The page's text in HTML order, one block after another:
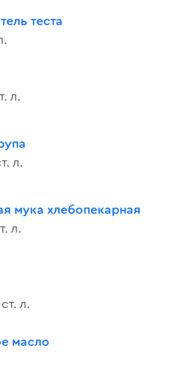
теста
л.
л.
мука хлебопекарная
л.
л.
масло